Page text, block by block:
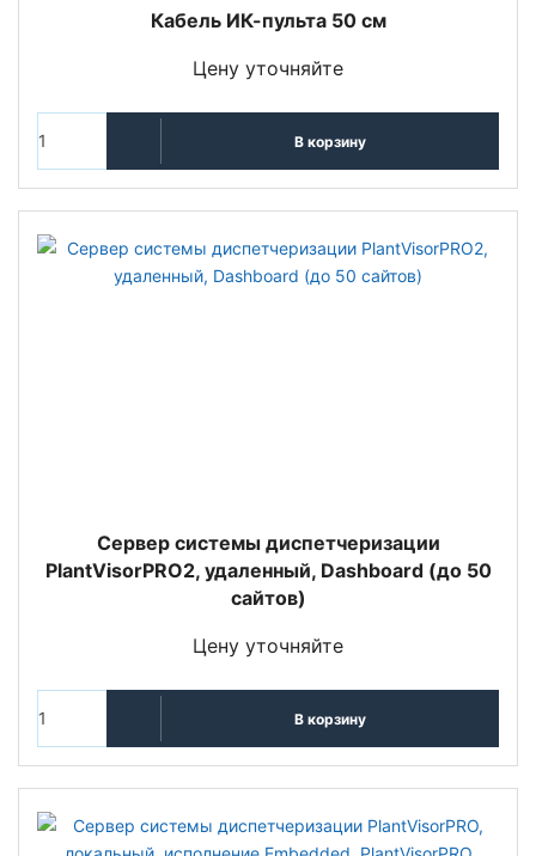
Кабель ИК-пульта 50 см
Цену уточняйте
В корзину
Сервер системы диспетчеризации
PlantVisorPRO2, удаленный, Dashboard (до 50
сайтов)
Цену уточняйте
В корзину